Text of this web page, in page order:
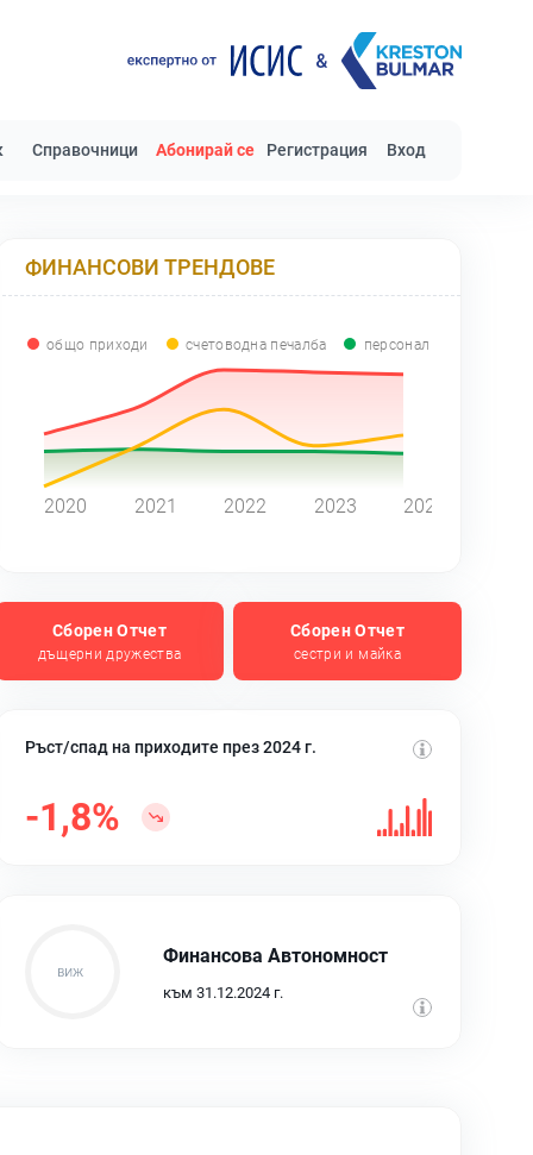
Справочници Абонирай се Регистрация Вход
ФИНАНСОВИ ТРЕНДОВЕ
общо приходи счетоводна печалба персонал
2020 2021 2022 2023 2024
Сборен Отчет
дъщерни дружества
Сборен Отчет
сестри и майка
Ръст/спад на приходите през 2024 г.
-1,8%
Финансова Автономност
към 31.12.2024 г.